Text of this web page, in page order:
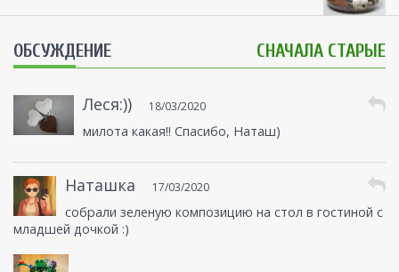
ОБСУЖДЕНИЕ СНАЧАЛА СТАРЫЕ
Леся:)) 18/03/2020
милота какая!! Спасибо, Наташ)
Наташка 17/03/2020
собрали зеленую композицию на стол в гостиной с
младшей дочкой :)